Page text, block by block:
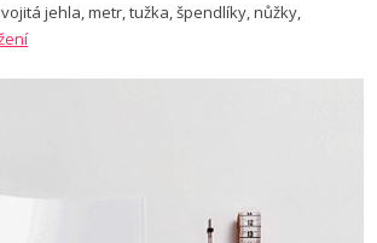
jehla, metr, tužka, špendlíky, nůžky,